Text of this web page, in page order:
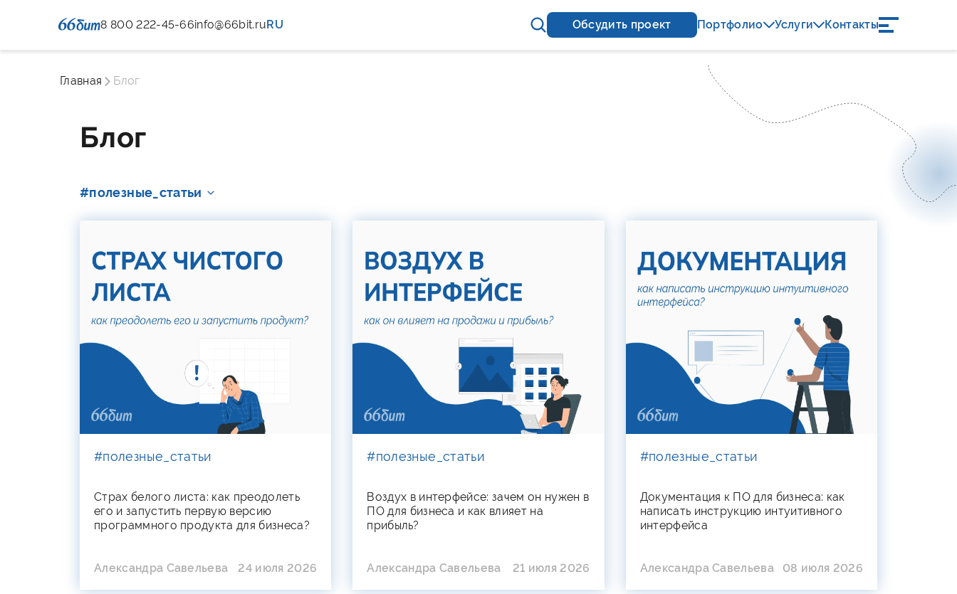
8 800 222-45-66info@66bit.ruRU Обсудить проект Портфолио Услуги Контакты
Главная Блог
Блог
#полезные_статьи
#полезные_статьи
Страх белого листа: как преодолеть
его и запустить первую версию
программного продукта для бизнеса?
Александра Савельева 24 июля 2026
#полезные_статьи
Воздух в интерфейсе: зачем он нужен в
ПО для бизнеса и как влияет на
прибыль?
Александра Савельева 21 июля 2026
#полезные_статьи
Документация к ПО для бизнеса: как
написать инструкцию интуитивного
интерфейса
Александра Савельева 08 июля 2026